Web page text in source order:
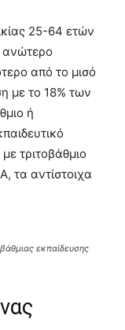
25-64 ετών
ανώτερο
από το μισό
με το 18% των
ή
τριτοβάθμιο
τα αντίστοιχα
εκπαίδευσης